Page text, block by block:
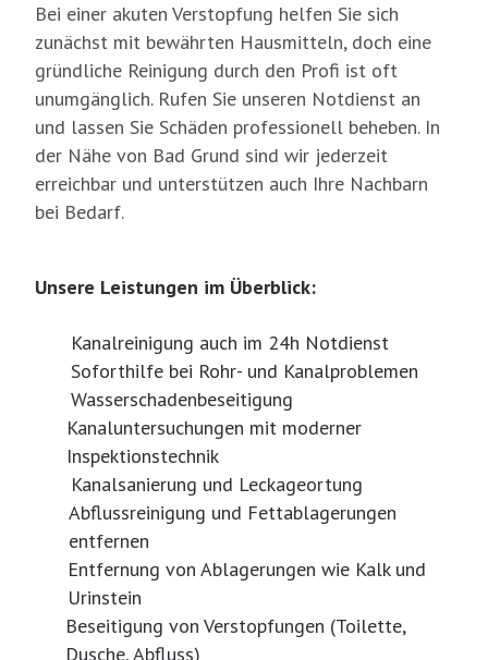
Bei einer akuten Verstopfung helfen Sie sich
zunächst mit bewährten Hausmitteln, doch eine
gründliche Reinigung durch den Profi ist oft
unumgänglich. Rufen Sie unseren Notdienst an
und lassen Sie Schäden professionell beheben. In
der Nähe von Bad Grund sind wir jederzeit
erreichbar und unterstützen auch Ihre Nachbarn
bei Bedarf.
Unsere Leistungen im Überblick:
Kanalreinigung auch im 24h Notdienst
Soforthilfe bei Rohr- und Kanalproblemen
Wasserschadenbeseitigung
Kanaluntersuchungen mit moderner
Inspektionstechnik
Kanalsanierung und Leckageortung
Abflussreinigung und Fettablagerungen
entfernen
Entfernung von Ablagerungen wie Kalk und
Urinstein
Beseitigung von Verstopfungen (Toilette,
Dusche, Abfluss)